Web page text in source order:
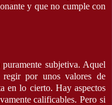
y que no cumple con
subjetiva. Aquel
regir por unos valores de
en lo cierto. Hay aspectos
calificables. Pero si